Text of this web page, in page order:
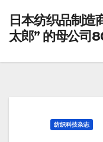
日本纺织品制
太郎” 的母公司
纺织科技杂志